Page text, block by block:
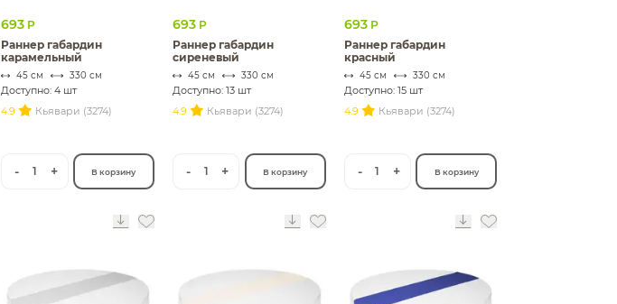
693 Р
Раннер габардин
карамельный
45 см 330 см
Доступно: 4 шт
4.9
Кьявари (3274)
- 1 + В корзину
693 Р
Раннер габардин
сиреневый
45 см 330 см
Доступно: 13 шт
4.9
Кьявари (3274)
- 1 + В корзину
693 Р
Раннер габардин
красный
45 см 330 см
Доступно: 15 шт
4.9
Кьявари (3274)
- 1 + В корзину